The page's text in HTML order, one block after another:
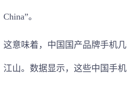
China”。
这意味着，中国国产品牌手机
江山。数据显示，这些中国手